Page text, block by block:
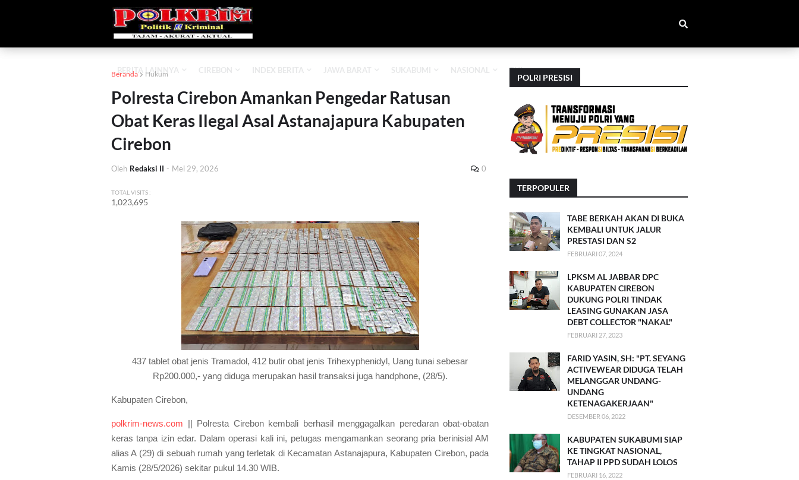
BERITA LAINNYA CIREBON INDEX BERITA JAWA BARAT SUKABUMI NASIONAL TNI
Beranda Hukum
Polresta Cirebon Amankan Pengedar Ratusan
Obat Keras Ilegal Asal Astanajapura Kabupaten
Cirebon
Oleh Redaksi II - Mei 29, 2026 0
TOTAL VISITS :
1,023,695
437 tablet obat jenis Tramadol, 412 butir obat jenis Trihexyphenidyl, Uang tunai sebesar
Rp200.000,- yang diduga merupakan hasil transaksi juga handphone, (28/5).
Kabupaten Cirebon,
polkrim-news.com || Polresta Cirebon kembali berhasil menggagalkan peredaran obat-obatan
keras tanpa izin edar. Dalam operasi kali ini, petugas mengamankan seorang pria berinisial AM
alias A (29) di sebuah rumah yang terletak di Kecamatan Astanajapura, Kabupaten Cirebon, pada
Kamis (28/5/2026) sekitar pukul 14.30 WIB.
POLRI PRESISI
TERPOPULER
TABE BERKAH AKAN DI BUKA
KEMBALI UNTUK JALUR
PRESTASI DAN S2
FEBRUARI 07, 2024
LPKSM AL JABBAR DPC
KABUPATEN CIREBON
DUKUNG POLRI TINDAK
LEASING GUNAKAN JASA
DEBT COLLECTOR "NAKAL"
FEBRUARI 27, 2023
FARID YASIN, SH: "PT. SEYANG
ACTIVEWEAR DIDUGA TELAH
MELANGGAR UNDANG-
UNDANG
KETENAGAKERJAAN"
DESEMBER 06, 2022
KABUPATEN SUKABUMI SIAP
KE TINGKAT NASIONAL,
TAHAP II PPD SUDAH LOLOS
FEBRUARI 16, 2022